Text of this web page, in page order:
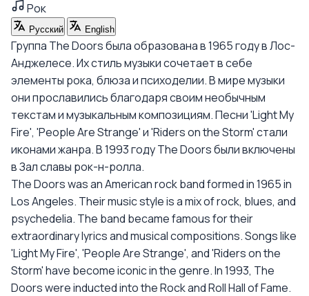
Рок
Русский English
Группа The Doors была образована в 1965 году в Лос-
Анджелесе. Их стиль музыки сочетает в себе
элементы рока, блюза и психоделии. В мире музыки
они прославились благодаря своим необычным
текстам и музыкальным композициям. Песни 'Light My
Fire', 'People Are Strange' и 'Riders on the Storm' стали
иконами жанра. В 1993 году The Doors были включены
в Зал славы рок-н-ролла.
The Doors was an American rock band formed in 1965 in
Los Angeles. Their music style is a mix of rock, blues, and
psychedelia. The band became famous for their
extraordinary lyrics and musical compositions. Songs like
'Light My Fire', 'People Are Strange', and 'Riders on the
Storm' have become iconic in the genre. In 1993, The
Doors were inducted into the Rock and Roll Hall of Fame.